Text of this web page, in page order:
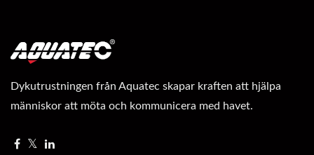
Dykutrustningen från Aquatec skapar kraften att hjälpa
människor att möta och kommunicera med havet.